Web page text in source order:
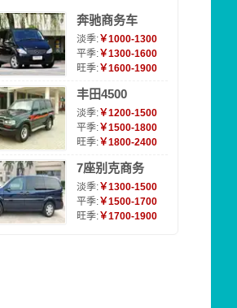
奔驰商务车
淡季:￥1000-1300
平季:￥1300-1600
旺季:￥1600-1900
丰田4500
淡季:￥1200-1500
平季:￥1500-1800
旺季:￥1800-2400
7座别克商务
淡季:￥1300-1500
平季:￥1500-1700
旺季:￥1700-1900